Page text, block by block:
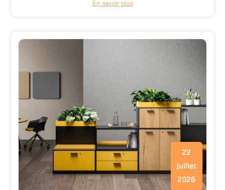
En savoir plus
22
juillet
2026